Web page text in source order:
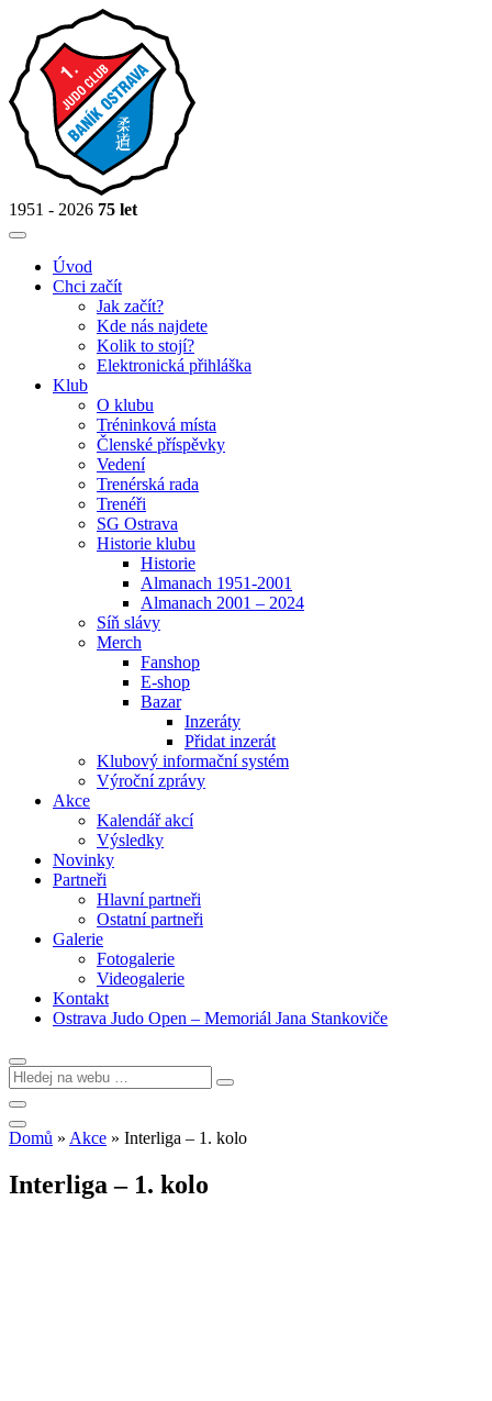
1951 - 2026 75 let
Úvod
Chci začít
Jak začít?
Kde nás najdete
Kolik to stojí?
Elektronická přihláška
Klub
O klubu
Tréninková místa
Členské příspěvky
Vedení
Trenérská rada
Trenéři
SG Ostrava
Historie klubu
Historie
Almanach 1951-2001
Almanach 2001 – 2024
Síň slávy
Merch
Fanshop
E-shop
Bazar
Inzeráty
Přidat inzerát
Klubový informační systém
Výroční zprávy
Akce
Kalendář akcí
Výsledky
Novinky
Partneři
Hlavní partneři
Ostatní partneři
Galerie
Fotogalerie
Videogalerie
Kontakt
Ostrava Judo Open – Memoriál Jana Stankoviče
Domů » Akce » Interliga – 1. kolo
Interliga – 1. kolo